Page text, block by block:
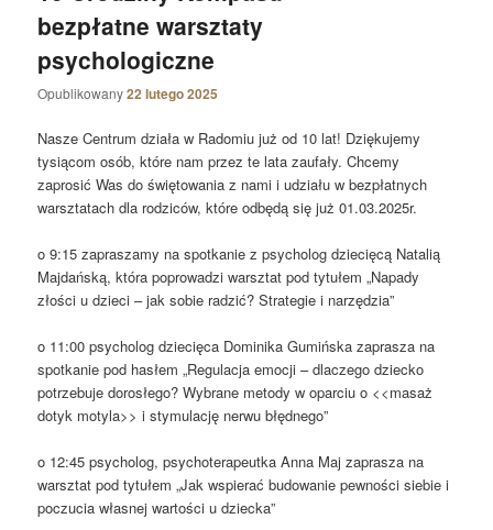
bezpłatne warsztaty
psychologiczne
Opublikowany22 lutego 2025
Nasze Centrum działa w Radomiu już od 10 lat! Dziękujemy
tysiącom osób, które nam przez te lata zaufały. Chcemy
zaprosić Was do świętowania z nami i udziału w bezpłatnych
warsztatach dla rodziców, które odbędą się już 01.03.2025r.
o 9:15 zapraszamy na spotkanie z psycholog dziecięcą Natalią
Majdańską, która poprowadzi warsztat pod tytułem „Napady
złości u dzieci – jak sobie radzić? Strategie i narzędzia”
o 11:00 psycholog dziecięca Dominika Gumińska zaprasza na
spotkanie pod hasłem „Regulacja emocji – dlaczego dziecko
potrzebuje dorosłego? Wybrane metody w oparciu o <<masaż
dotyk motyla>> i stymulację nerwu błędnego”
o 12:45 psycholog, psychoterapeutka Anna Maj zaprasza na
warsztat pod tytułem „Jak wspierać budowanie pewności siebie i
poczucia własnej wartości u dziecka”